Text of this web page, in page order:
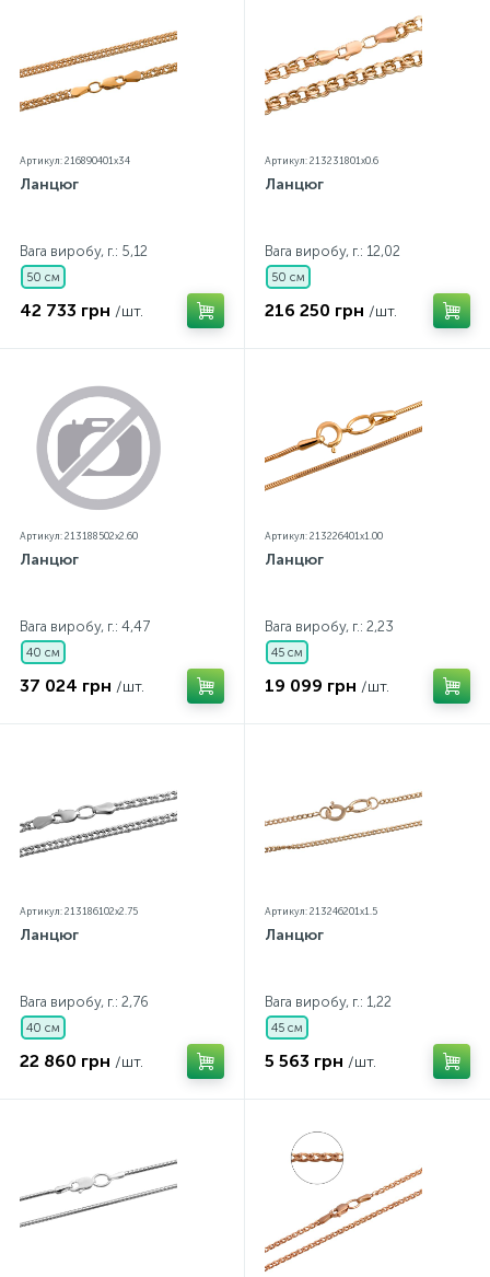
Артикул: 216890401x34
Ланцюг
Вага виробу, г.: 5,12
50 см
42 733 грн /шт.
Артикул: 213231801x0.6
Ланцюг
Вага виробу, г.: 12,02
50 см
216 250 грн /шт.
Артикул: 213188502x2.60
Ланцюг
Вага виробу, г.: 4,47
40 см
37 024 грн /шт.
Артикул: 213226401x1.00
Ланцюг
Вага виробу, г.: 2,23
45 см
19 099 грн /шт.
Артикул: 213186102x2.75
Ланцюг
Вага виробу, г.: 2,76
40 см
22 860 грн /шт.
Артикул: 213246201x1.5
Ланцюг
Вага виробу, г.: 1,22
45 см
5 563 грн /шт.